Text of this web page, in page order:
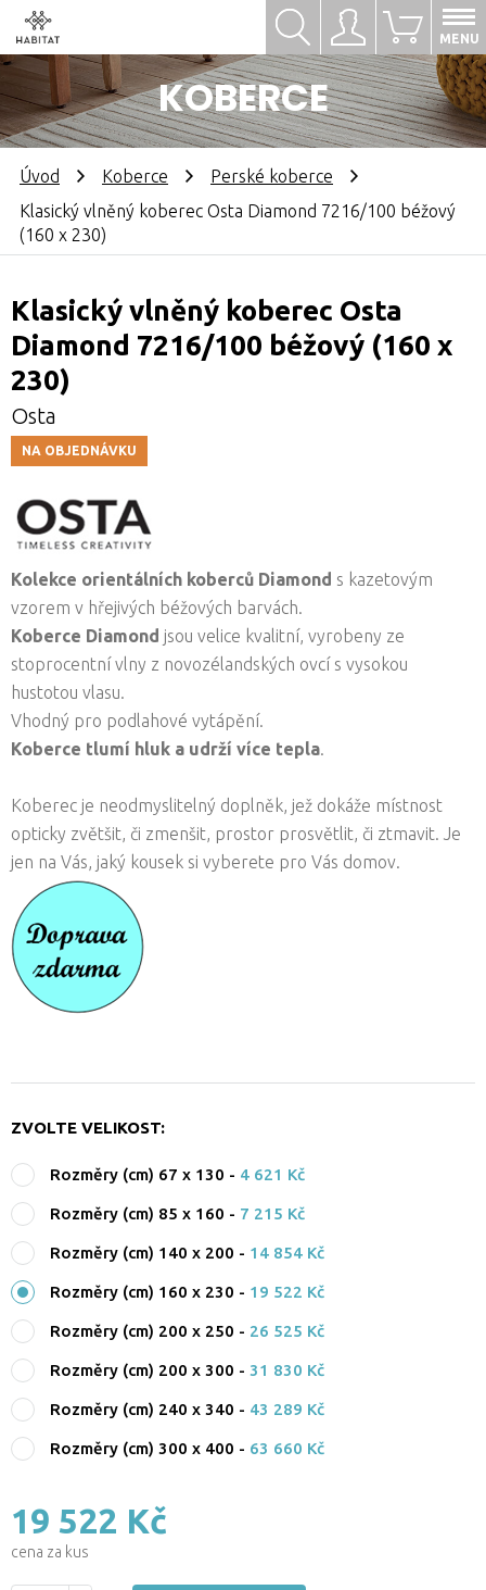
Přihlásit se
KOBERCE
0
MENU
Hledat
Úvod Koberce
Perské koberce
Klasický vlněný koberec Osta Diamond 7216/100 béžový
(160 x 230)
Klasický vlněný koberec Osta
Diamond 7216/100 béžový (160 x
230)
Osta
NA OBJEDNÁVKU
Kolekce orientálních koberců Diamond s kazetovým
vzorem v hřejivých béžových barvách.
Koberce Diamond jsou velice kvalitní, vyrobeny ze
stoprocentní vlny z novozélandských ovcí s vysokou
hustotou vlasu.
Vhodný pro podlahové vytápění.
Koberce tlumí hluk a udrží více tepla.
Koberec je neodmyslitelný doplněk, jež dokáže místnost
opticky zvětšit, či zmenšit, prostor prosvětlit, či ztmavit. Je
jen na Vás, jaký kousek si vyberete pro Vás domov.
ZVOLTE VELIKOST:
Rozměry (cm) 67 x 130 - 4 621 Kč
Rozměry (cm) 85 x 160 - 7 215 Kč
Rozměry (cm) 140 x 200 - 14 854 Kč
Rozměry (cm) 160 x 230 - 19 522 Kč
Rozměry (cm) 200 x 250 - 26 525 Kč
Rozměry (cm) 200 x 300 - 31 830 Kč
Rozměry (cm) 240 x 340 - 43 289 Kč
Rozměry (cm) 300 x 400 - 63 660 Kč
19 522 Kč
cena za kus